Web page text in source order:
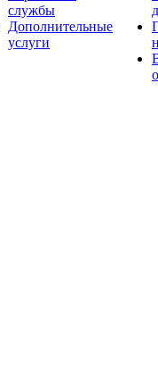
службы
Дополнительные
услуги